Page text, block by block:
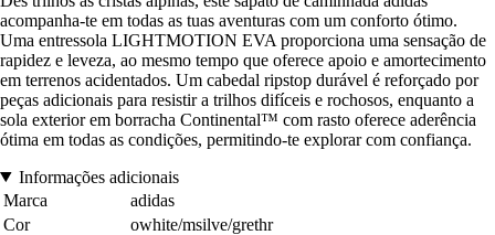
acompanha-te em todas as tuas aventuras com um conforto ótimo.
Uma entressola LIGHTMOTION EVA proporciona uma sensação de
rapidez e leveza, ao mesmo tempo que oferece apoio e amortecimento
em terrenos acidentados. Um cabedal ripstop durável é reforçado por
peças adicionais para resistir a trilhos difíceis e rochosos, enquanto a
sola exterior em borracha Continental™ com rasto oferece aderência
ótima em todas as condições, permitindo-te explorar com confiança.
Informações adicionais
Marca
adidas
Cor
owhite/msilve/grethr